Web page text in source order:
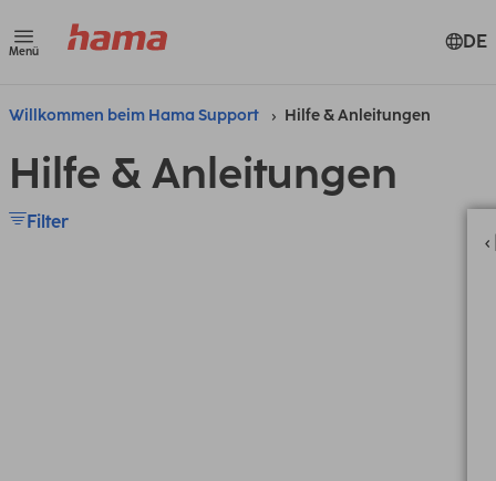
Menü DE
Willkommen beim Hama Support Hilfe & Anleitungen
Hilfe & Anleitungen
Filter